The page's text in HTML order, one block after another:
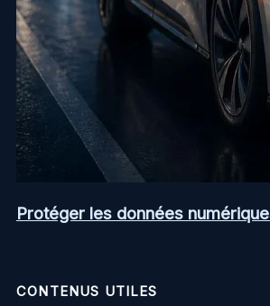
Protéger les données
CONTENUS UTILES